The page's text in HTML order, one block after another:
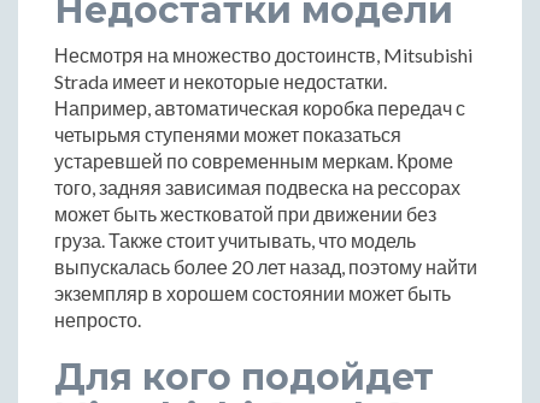
Недостатки модели
Несмотря на множество достоинств, Mitsubishi
Strada имеет и некоторые недостатки.
Например, автоматическая коробка передач с
четырьмя ступенями может показаться
устаревшей по современным меркам. Кроме
того, задняя зависимая подвеска на рессорах
может быть жестковатой при движении без
груза. Также стоит учитывать, что модель
выпускалась более 20 лет назад, поэтому найти
экземпляр в хорошем состоянии может быть
непросто.
Для кого подойдет